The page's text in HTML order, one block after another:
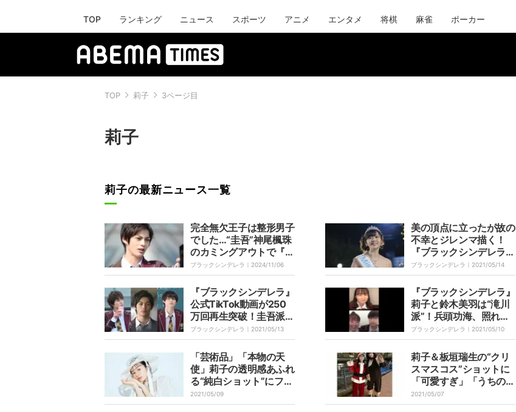
TOP ランキング ニュース スポーツ アニメ エンタメ 将棋 麻雀 ポーカー
TOP 莉子 3ページ目
莉子
莉子の最新ニュース一覧
完全無欠王子は整形男子
でした…“圭吾”神尾楓珠
のカミングアウトで『ブ
ラックシンデレラ』に波
乱
ブラックシンデレラ｜ 2024/11/06
美の頂点に立ったが故の
不幸とジレンマ描く！
『ブラックシンデレラ』
第4話が深すぎる
ブラックシンデレラ｜ 2021/05/14
『ブラックシンデレラ』
公式TikTok動画が250
万回再生突破！圭吾派
(神尾楓珠)、空派(板垣
瑞生)、滝川派（兵頭功
海）から熱烈コメント殺
到「圭吾が道明寺司、空
が花沢類」「うちは滝川
くん派」
ブラックシンデレラ｜ 2021/05/13
『ブラックシンデレラ』
莉子と鈴木美羽は“滝川
派”！兵頭功海、照れ笑
いで「やっぱうまいなあ
（笑）ありがとう」
ブラックシンデレラ｜ 2021/05/10
「芸術品」「本物の天
使」莉子の透明感あふれ
る“純白ショット”にファ
ン絶賛
2021/05/09
莉子＆板垣瑞生の“クリ
スマスコス”ショットに
「可愛すぎ」「うちのサ
ンタさんになって」とフ
ァン悶絶
2021/05/07